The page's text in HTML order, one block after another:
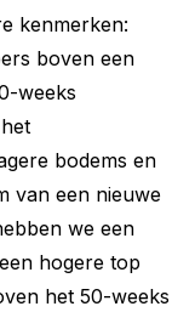
kenmerken:
boven een
weeks
bodems en
van een nieuwe
we een
hogere top
het 50-weeks